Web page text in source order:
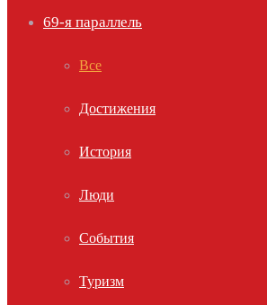
69-я параллель
Все
Достижения
История
Люди
События
Туризм